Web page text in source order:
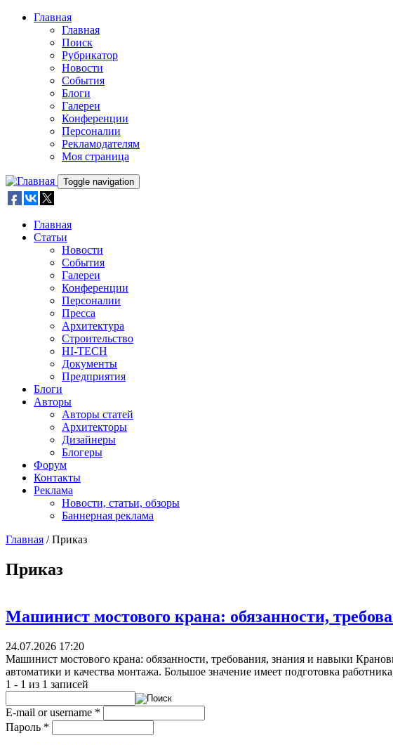
Skip to main content
Главная
Главная
Поиск
Рубрикатор
Новости
События
Блоги
Галереи
Конференции
Персоналии
Рекламодателям
Моя страница
Toggle navigation
Главная
Статьи
Новости
События
Галереи
Конференции
Персоналии
Пресса
Архитектура
Строительство
HI-TECH
Документы
Предприятия
Блоги
Авторы
Авторы статей
Архитекторы
Дизайнеры
Блогеры
Форум
Контакты
Реклама
Новости, статьи, обзоры
Баннерная реклама
Главная / Приказ
Приказ
Машинист мостового крана: обязанности,
24.07.2026 17:20
Машинист мостового крана: обязанности, требования, знания и навыки
автоматики и качества монтажа. Большое значение имеет подготовка
1 - 1 из 1 записей
E-mail or username *
Пароль *